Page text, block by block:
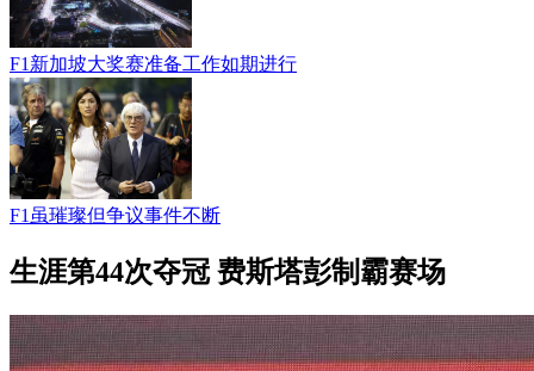
F1新加坡大奖赛准备工作如期进行
F1虽璀璨但争议事件不断
生涯第44次夺冠 费斯塔彭制霸赛场